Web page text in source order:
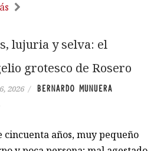
lujuria y selva: el
grotesco de Rosero
2026 /
BERNARDO MUNUERA
cincuenta años, muy pequeño